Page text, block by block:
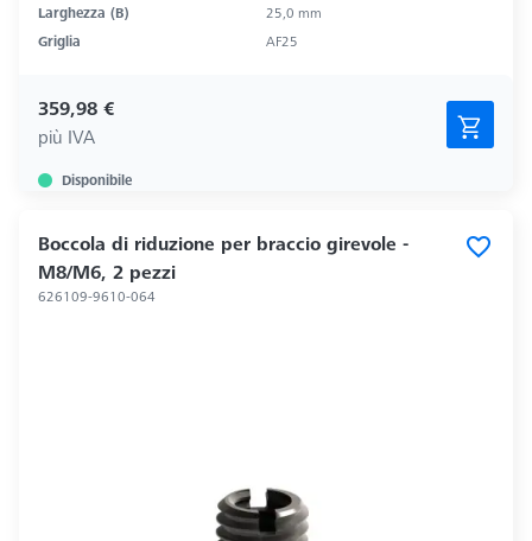
Larghezza (B)
25,0 mm
Griglia
AF25
359,98 €
più IVA
Disponibile
Boccola di riduzione per braccio girevole -
M8/M6, 2 pezzi
626109-9610-064